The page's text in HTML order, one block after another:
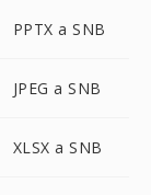
PPTX a SNB
JPEG a SNB
XLSX a SNB